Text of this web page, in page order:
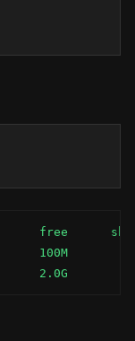
free
100M
2.0G